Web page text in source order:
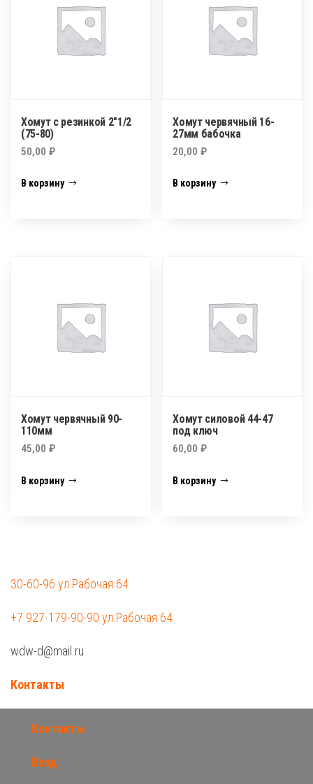
Хомут с резинкой 2″1/2
(75-80)
50,00 ₽
В корзину
Хомут червячный 16-
27мм бабочка
20,00₽
В корзину
Хомут червячный 90-
110мм
45,00 ₽
В корзину
Хомут силовой 44-47
под ключ
60,00₽
В корзину
30-60-96 ул.Рабочая 64
+7 927-179-90-90 ул.Рабочая 64
wdw-d@mail.ru
Контакты
Контакты
Вход